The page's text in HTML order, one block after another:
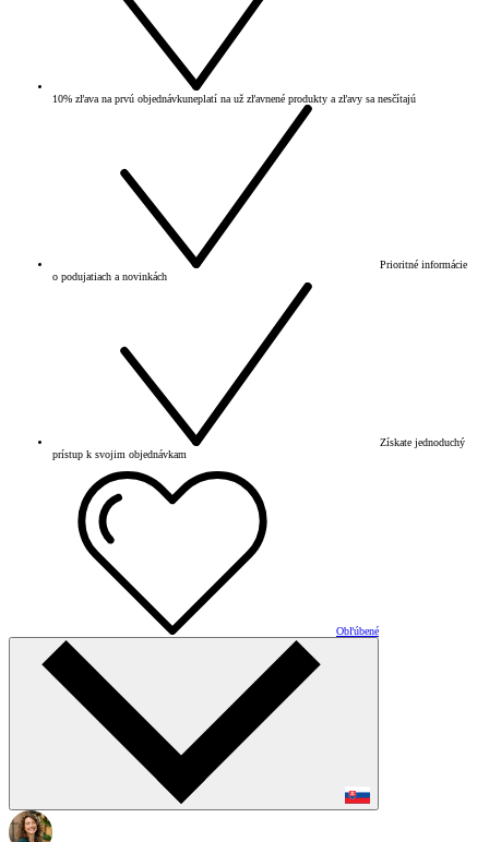
10% zľava na prvú objednávkuneplatí na už zľavnené produkty a zľavy sa nesčítajú
Prioritné informácie
o podujatiach a novinkách
Získate jednoduchý
prístup k svojim objednávkam
Obľúbené